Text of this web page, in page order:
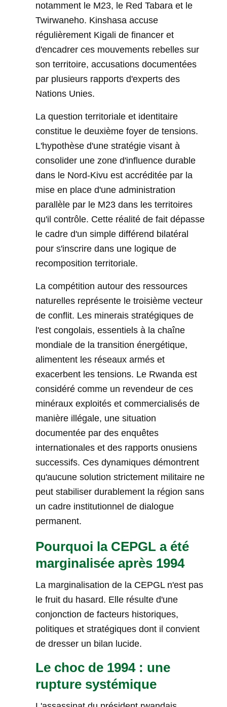
notamment le M23, le Red Tabara et le
Twirwaneho. Kinshasa accuse
régulièrement Kigali de financer et
d'encadrer ces mouvements rebelles sur
son territoire, accusations documentées
par plusieurs rapports d'experts des
Nations Unies.
La question territoriale et identitaire
constitue le deuxième foyer de tensions.
L'hypothèse d'une stratégie visant à
consolider une zone d'influence durable
dans le Nord-Kivu est accréditée par la
mise en place d'une administration
parallèle par le M23 dans les territoires
qu'il contrôle. Cette réalité de fait dépasse
le cadre d'un simple différend bilatéral
pour s'inscrire dans une logique de
recomposition territoriale.
La compétition autour des ressources
naturelles représente le troisième vecteur
de conflit. Les minerais stratégiques de
l'est congolais, essentiels à la chaîne
mondiale de la transition énergétique,
alimentent les réseaux armés et
exacerbent les tensions. Le Rwanda est
considéré comme un revendeur de ces
minéraux exploités et commercialisés de
manière illégale, une situation
documentée par des enquêtes
internationales et des rapports onusiens
successifs. Ces dynamiques démontrent
qu'aucune solution strictement militaire ne
peut stabiliser durablement la région sans
un cadre institutionnel de dialogue
permanent.
Pourquoi la CEPGL a été
marginalisée après 1994
La marginalisation de la CEPGL n'est pas
le fruit du hasard. Elle résulte d'une
conjonction de facteurs historiques,
politiques et stratégiques dont il convient
de dresser un bilan lucide.
Le choc de 1994 : une
rupture systémique